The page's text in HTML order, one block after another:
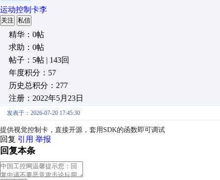
运动控制卡李
关注 私信
精华：0帖
求助：0帖
帖子：5帖 | 143回
年度积分：57
历史总积分：277
注册：2022年5月23日
发表于：2026-07-20 17:45:30
提供视觉控制卡，直接开源，套用SDK的函数即可调试
回复 引用 举报
回复本条